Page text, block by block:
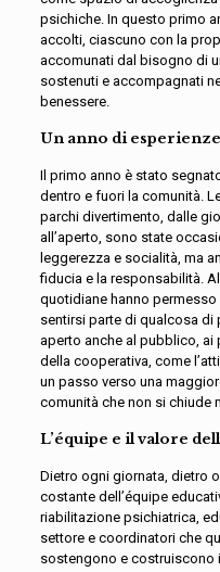
psichiche. In questo primo
accolti, ciascuno con la
accomunati dal bisogno di
sostenuti e accompagnati
benessere.
Un anno di
Il primo anno è stato
dentro e fuori la comunità.
parchi divertimento, dalle
all’aperto, sono state
leggerezza e socialità, ma
fiducia e la responsabilità.
quotidiane hanno
sentirsi parte di qualcosa di
aperto anche al pubblico,
della cooperativa, come
un passo verso una
comunità che non si chiude
L’équipe e il valore
Dietro ogni giornata, dietro
costante dell’équipe
riabilitazione psichiatrica,
settore e coordinatori che
sostengono e costruiscono